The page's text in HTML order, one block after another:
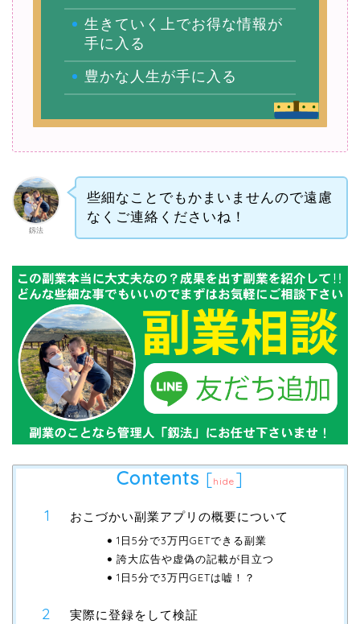
生きていく上でお得な情報が
手に入る
豊かな人生が手に入る
釼法
些細なことでもかまいませんので遠慮
なくご連絡くださいね！
Contents [hide ]
おこづかい副業アプリの概要について
1日5分で3万円GETできる副業
誇大広告や虚偽の記載が目立つ
1日5分で3万円GETは嘘！？
実際に登録をして検証